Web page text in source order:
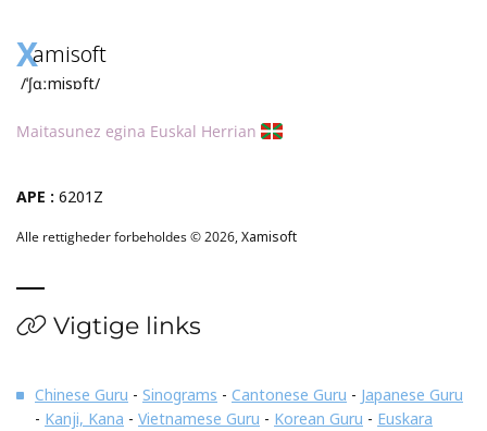
Xamisoft
/ˈʃɑːmisɒft/
Maitasunez egina Euskal Herrian
APE : 6201Z
Alle rettigheder forbeholdes © 2026,Xamisoft
Vigtige links
Chinese Guru - Sinograms - Cantonese Guru - Japanese Guru
- Kanji, Kana - Vietnamese Guru - Korean Guru - Euskara